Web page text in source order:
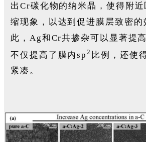
出Cr碳化物的纳米晶，使得附
缩现象，以达到促进膜层致密的
此，Ag和Cr共掺杂可以显著提
不仅提高了膜内sp2 比例，还使
紧凑。